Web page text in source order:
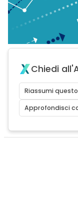
Chiedi
Riassumi
Approfondisci